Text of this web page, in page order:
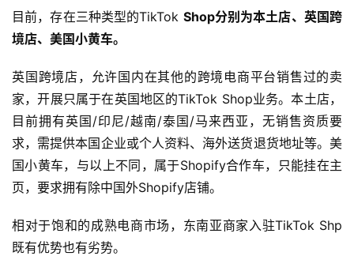
目前，存在三种类型的TikTok Shop分别为本土店、英国跨
境店、美国小黄车。
英国跨境店，允许国内在其他的跨境电商平台销售过的卖
家，开展只属于在英国地区的TikTok Shop业务。本土店，
目前拥有英国/印尼/越南/泰国/马来西亚，无销售资质要
求，需提供本国企业或个人资料、海外送货退货地址等。美
国小黄车，与以上不同，属于Shopify合作车，只能挂在主
页，要求拥有除中国外Shopify店铺。
相对于饱和的成熟电商市场，东南亚商家入驻TikTok Shp
既有优势也有劣势。